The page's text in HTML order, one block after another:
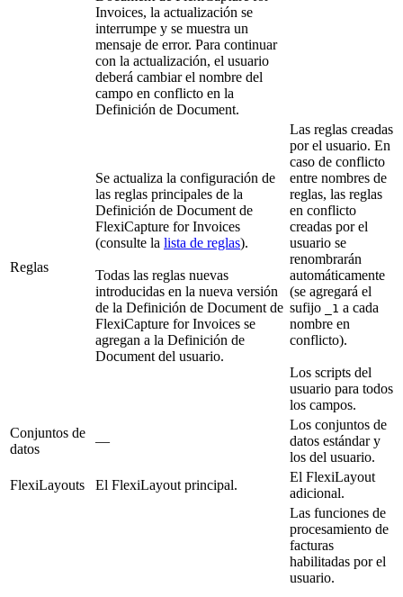
Invoices, la actualización se
interrumpe y se muestra un
mensaje de error. Para continuar
con la actualización, el usuario
deberá cambiar el nombre del
campo en conflicto en la
Definición de Document.
Reglas
Se actualiza la configuración de
las reglas principales de la
Definición de Document de
FlexiCapture for Invoices
(consulte la lista de reglas).
Todas las reglas nuevas
introducidas en la nueva versión
de la Definición de Document de
FlexiCapture for Invoices se
agregan a la Definición de
Document del usuario.
Las reglas creadas
por el usuario. En
caso de conflicto
entre nombres de
reglas, las reglas
en conflicto
creadas por el
usuario se
renombrarán
automáticamente
(se agregará el
sufijo
_1 a cada
nombre en
conflicto).
Los scripts del
usuario para todos
los campos.
Conjuntos de
datos
—
Los conjuntos de
datos estándar y
los del usuario.
FlexiLayouts
El FlexiLayout principal.
El FlexiLayout
adicional.
Las funciones de
procesamiento de
facturas
habilitadas por el
usuario.